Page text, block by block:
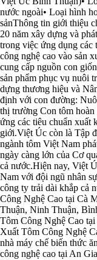
nước ngoài• Loại hình
sảnThông tin giới thiệu
20 năm xây dựng và
trong việc ứng dụng các
công nghệ cao vào sản
cung cấp nguồn con
sản phẩm phục vụ nuôi
dựng thương hiệu và
định với con đường:
thị trường Con tôm
ứng các tiêu chuẩn xuất
giới.Việt Úc còn là Tập
ngành tôm Việt Nam
ngày càng lớn của Cơ
cả nước.Hiện nay, Việt
Nam với đội ngũ nhân
công ty trải dài khắp cả
Công Nghệ Cao tại Cà
Thuận, Ninh Thuận,
Tôm Công Nghệ Cao
Xuất Tôm Công Nghệ
nhà máy chế biến thức
công nghệ cao tại An